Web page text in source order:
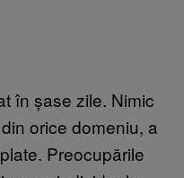
în șase zile. Nimic
orice domeniu, a
Preocupările